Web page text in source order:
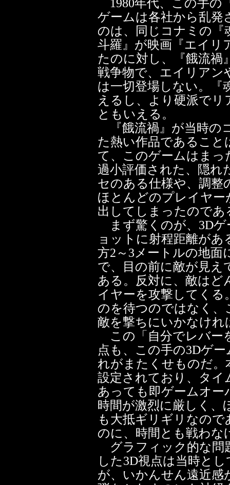
1980年代、この手の
ゲームは各社から乱発
のは、同じコナミの『
斗羅』が映画『エイリ
たのに対し、『餓流禍
戦争物で、エイリアン
は一切登場しない。『
えるし、より硬派で
ともいえる。
『餓流禍』が当時の
た熱い作品であること
て、このゲームはま
過小評価された、隠れ
セのある仕様や、調整
ほとんどのプレイヤ
出してしまったのであ
まず驚くのが、3Dゲ
ョットに射程距離が
方2～3メートルの地
で、目の前に敵が見
ある。反対に、敵はど
イヤーを攻撃してく
のを待つのではなく
敵を撃ちにいかなけれ
この「自分でレバー
点も、この手の3Dゲ
れがまたくせものだ。
設定されており、タイ
あっても即ゲームオ
時間が激烈に厳しく、
も大抵ギリギリなの
のに、時間とも戦わ
グラフィック的な問
した3D視点は当時と
が、いかんせん遠近